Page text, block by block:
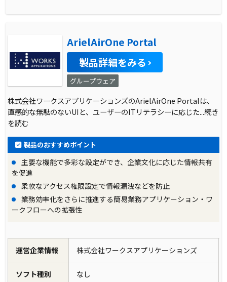
ArielAirOne Portal
製品詳細をみる
グループウェア
株式会社ワークスアプリケーションズのArielAirOne Portalは、
直感的な無駄のないUIと、ユーザーのITリテラシーに応じた...続き
を読む
製品のおすすめポイント
主要な機能で多彩な設定ができ、企業文化に応じた情報共有
を促進
柔軟なアクセス権限設定で情報漏洩などを防止
業務効率化をさらに推進する簡易業務アプリケーション・ワ
ークフローへの拡張性
運営企業情報 株式会社ワークスアプリケーションズ
ソフト種別 なし